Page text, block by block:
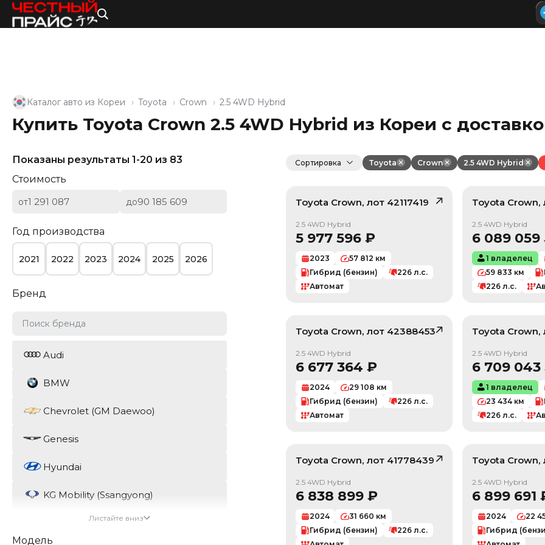
Показаны результаты 1-20 из 83
Стоимость
от до
Год производства
2021 2022 2023 2024 2025 2026
Бренд
Audi
BMW
Chevrolet (GM Daewoo)
Genesis
Hyundai
KG Mobility (Ssangyong)
Листайте вниз
Модель
Каталог авто из Кореи Toyota Crown 2.5 4WD Hybrid
Купить Toyota Crown 2.5 4WD Hybrid из Кореи с
Сортировка Toyota Crown 2.5 4WD Hybrid
Toyota Crown, лот 42117419
/ 10
2.5 4WD Hybrid
5 977 596 ₽
2023 57 812 км
Гибрид (бензин)
226 л.с.
Автомат
Toyota Crown,
2.5 4WD Hybrid
6 089 059
1 владелец
59 833 км
226л.с.
Toyota Crown, лот 42388453
/ 10
2.5 4WD Hybrid
6 677 364 ₽
2024 29 108 км
Гибрид (бензин)
226 л.с.
Автомат
Toyota Crown,
2.5 4WD Hybrid
6 709 043
1 владелец
23 434км
226л.с.
Toyota Crown, лот 41778439
/ 10
2.5 4WD Hybrid
6 838 899 ₽
2024 31 660 км
Гибрид (бензин)
226 л.с.
Toyota Crown,
2.5 4WD Hybrid
6 899 691
2024
22
Гибрид